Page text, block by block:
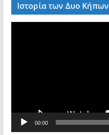
Ιστορία των Δυο Κήπων
a
00:00